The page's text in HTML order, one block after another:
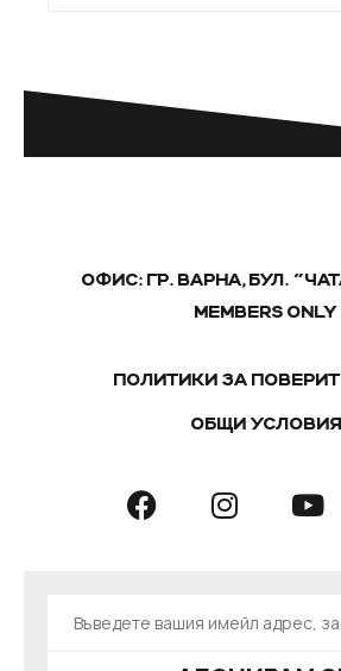
ОФИС: ГР. ВАРНА, БУЛ.
MEMBERS ONLY
ПОЛИТИКИ ЗА
ОБЩИ УСЛОВИЯ